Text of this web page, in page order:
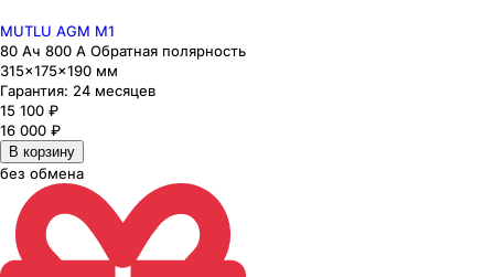
MUTLU AGM M1
80 Ач 800 А Обратная полярность
315×175×190 мм
Гарантия: 24 месяцев
15 100 ₽
16 000 ₽
В корзину
без обмена